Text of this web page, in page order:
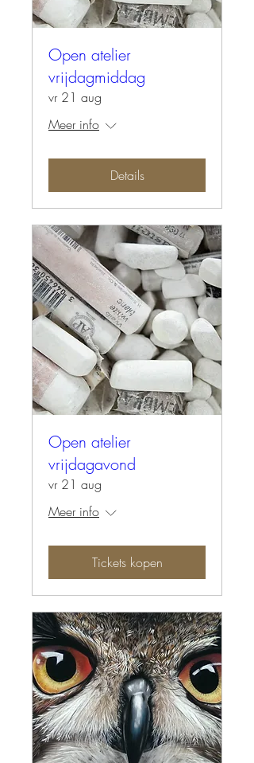
Open atelier
vrijdagmiddag
vr 21 aug
Meer info
Details
Open atelier
vrijdagavond
vr 21 aug
Meer info
Tickets kopen